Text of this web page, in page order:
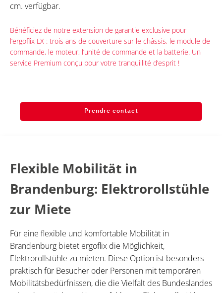
cm. verfügbar.
Bénéficiez de notre extension de garantie exclusive pour
l’ergoflix LX : trois ans de couverture sur le châssis, le module de
commande, le moteur, l’unité de commande et la batterie. Un
service Premium conçu pour votre tranquillité d’esprit !
Prendre contact
Flexible Mobilität in
Brandenburg: Elektrorollstühle
zur Miete
Für eine flexible und komfortable Mobilität in
Brandenburg bietet ergoflix die Möglichkeit,
Elektrorollstühle zu mieten. Diese Option ist besonders
praktisch für Besucher oder Personen mit temporären
Mobilitätsbedürfnissen, die die Vielfalt des Bundeslandes